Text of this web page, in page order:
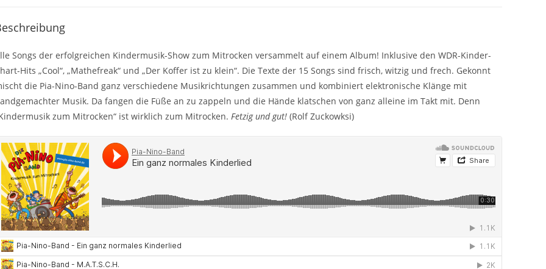
Songs der erfolgreichen Kindermusik-Show zum Mitrocken versammelt auf einem Album! Inklusive den WDR-Kinder-
Hits „Cool“, „Mathefreak“ und „Der Koffer ist zu klein“. Die Texte der 15 Songs sind frisch, witzig und frech. Gekonnt
die Pia-Nino-Band ganz verschiedene Musikrichtungen zusammen und kombiniert elektronische Klänge mit
Musik. Da fangen die Füße an zu zappeln und die Hände klatschen von ganz alleine im Takt mit. Denn
zum Mitrocken“ ist wirklich zum Mitrocken. Fetzig und gut! (Rolf Zuckowksi)